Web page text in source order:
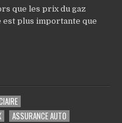
que les prix du gaz
est plus importante que
ASSURANCE AUTO